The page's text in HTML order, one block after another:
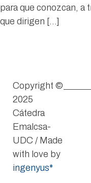
para que conozcan, a
que dirigen […]
Copyright ©
2025
Cátedra
Emalcsa-
UDC / Made
with love by
ingenyus*